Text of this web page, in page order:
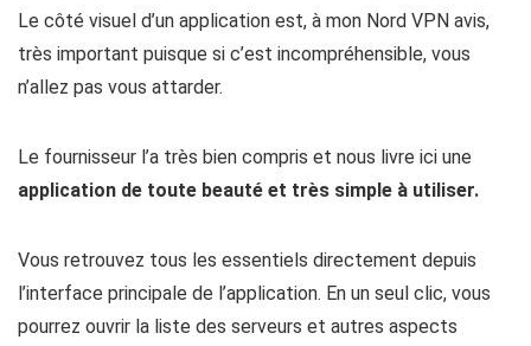
Le côté visuel d’un application est, à mon Nord VPN avis,
très important puisque si c’est incompréhensible, vous
n’allez pas vous attarder.
Le fournisseur l’a très bien compris et nous livre ici une
application de toute beauté et très simple à utiliser.
Vous retrouvez tous les essentiels directement depuis
l’interface principale de l’application. En un seul clic, vous
pourrez ouvrir la liste des serveurs et autres aspects